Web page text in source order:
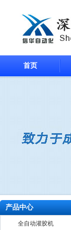
首页
产品中心
全自动灌胶机